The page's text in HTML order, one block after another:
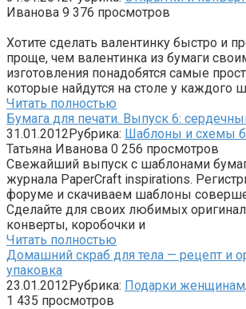
Иванова 9 376 просмотров
Хотите сделать валентинку быстро и
проще, чем валентинка из бумаги
изготовления понадобятся самые
которые найдутся на столе у каждого
Читать полностью
Бумага для печати. Выпуск 6:
31.01.2012Рубрика: Шаблоны и схемы
Татьяна Иванова 0 256 просмотров
Свежайший выпуск с шаблонами
журнала PaperCraft inspirations.
форуме и скачиваем шаблоны
Сделайте для своих любимых
конверты, коробочки и
Читать полностью
Домашний скраб для тела — рецепт и
упаковка
23.01.2012Рубрика: Подарки женщинам
1 435 просмотров